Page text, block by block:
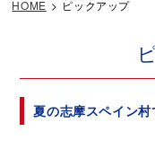
HOME > ピックアップ
夏の志摩スペイン